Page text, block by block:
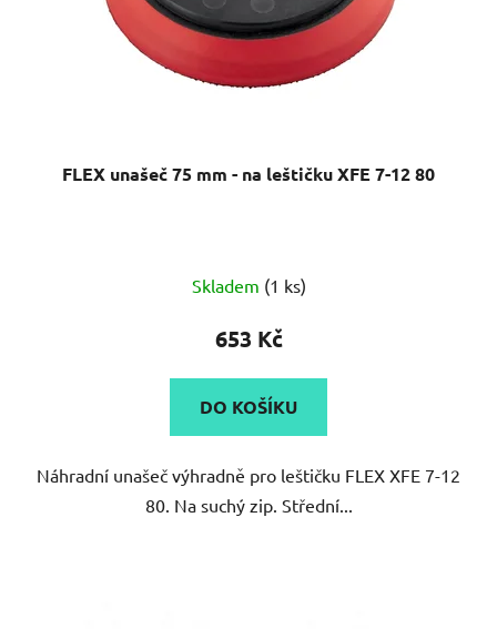
FLEX unašeč 75 mm - na leštičku XFE 7-12 80
Skladem (1 ks)
653 Kč
DO KOŠÍKU
Náhradní unašeč výhradně pro leštičku FLEX XFE 7-12
80. Na suchý zip. Střední...